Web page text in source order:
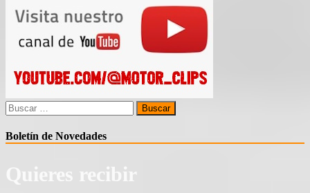
Buscar:
Boletín de Novedades
Quieres recibir